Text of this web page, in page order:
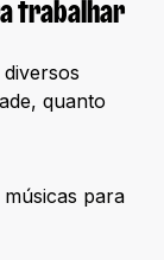
trabalhar
quanto
para